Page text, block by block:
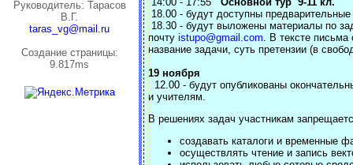
Руководитель: Тарасов
В.Г.
taras_vg@mail.ru
Cоздание страницы:
9.817ms
18.00 - будут доступны
18.30 - будут выложены материалы по
почту istupo@gmail.com. В тексте письма
название задачи, суть претензии (в
19 ноября
12.00 - будут опубликованы
и учителям.
В решениях задач участникам
создавать каталоги и временные
осуществлять чтение и запись